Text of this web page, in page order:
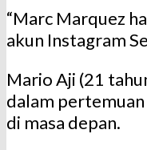
“Marc Marquez
akun Instagram
Mario Aji (21
dalam
di masa depan.